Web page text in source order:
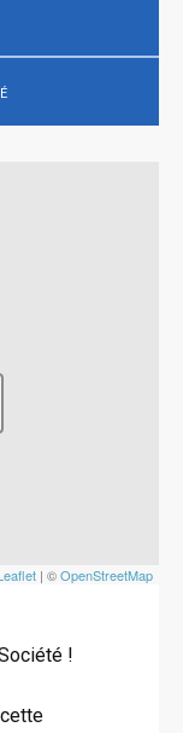
| ©OpenStreetMap
!